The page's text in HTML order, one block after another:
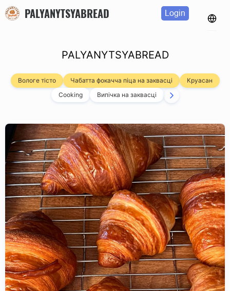
PALYANYTSYABREAD Login
PALYANYTSYABREAD
Вологе тісто Чабатта фокачча піца на заквасці
Круасан
Cooking
Випічка на заквасці